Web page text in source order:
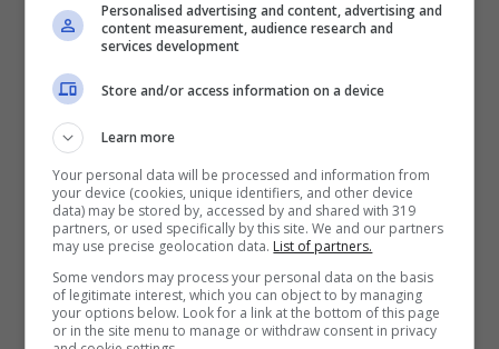
Videogiochi.com
Per quanto riguarda i temi del gioco, Atomic
Heart 2 sarà animato da un desiderio potente
nell’animo umano e che ha alimentato la
fantascienza degli anni Sessanta ovvero la
Personalised advertising and content, advertising and
content measurement, audience research and
services development
Store and/or access information on a device
Learn more
Your personal data will be processed and information from
your device (cookies, unique identifiers, and other device
data) may be stored by, accessed by and shared with 319
partners, or used specifically by this site. We and our partners
may use precise geolocation data. List of partners.
Some vendors may process your personal data on the basis
of legitimate interest, which you can object to by managing
your options below. Look for a link at the bottom of this page
or in the site menu to manage or withdraw consent in privacy